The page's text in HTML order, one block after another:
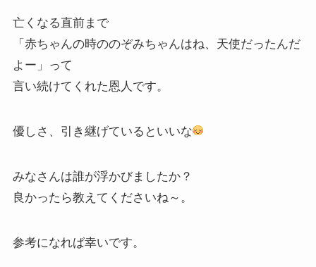
亡くなる直前まで
「赤ちゃんの時ののぞみちゃんはね、天使だったんだ
よー」って
言い続けてくれた恩人です。
優しさ、引き継げているといいな
みなさんは誰が浮かびましたか？
良かったら教えてくださいね～。
参考になれば幸いです。